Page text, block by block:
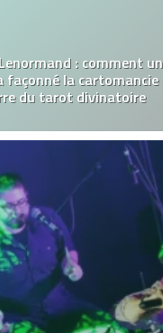
: comment
façonné la
du tarot divinatoire